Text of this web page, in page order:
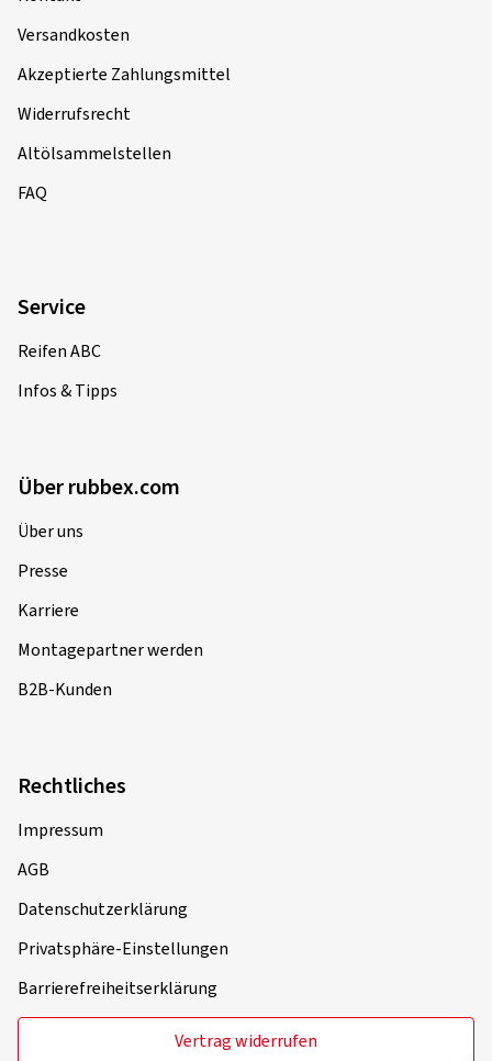
Versandkosten
Akzeptierte Zahlungsmittel
Widerrufsrecht
Altölsammelstellen
FAQ
Service
Reifen ABC
Infos & Tipps
Über rubbex.com
Über uns
Presse
Karriere
Montagepartner werden
B2B-Kunden
Rechtliches
Impressum
AGB
Datenschutzerklärung
Privatsphäre-Einstellungen
Barrierefreiheitserklärung
Vertrag widerrufen